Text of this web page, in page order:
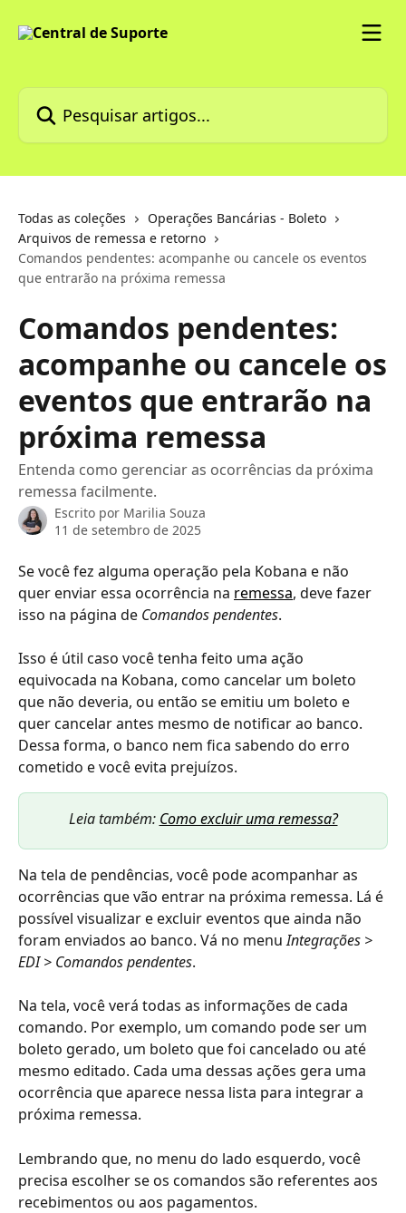
Pesquisar artigos...
Todas as coleções
Operações Bancárias - Boleto
Arquivos de remessa e retorno
Comandos pendentes: acompanhe ou cancele os eventos
que entrarão na próxima remessa
Comandos pendentes:
acompanhe ou cancele os
eventos que entrarão na
próxima remessa
Entenda como gerenciar as ocorrências da próxima
remessa facilmente.
Escrito por Marilia Souza
11 de setembro de 2025
Se você fez alguma operação pela Kobana e não
quer enviar essa ocorrência na remessa, deve fazer
isso na página de Comandos pendentes.
Isso é útil caso você tenha feito uma ação
equivocada na Kobana, como cancelar um boleto
que não deveria, ou então se emitiu um boleto e
quer cancelar antes mesmo de notificar ao banco.
Dessa forma, o banco nem fica sabendo do erro
cometido e você evita prejuízos.
Leia também: Como excluir uma remessa?
Na tela de pendências, você pode acompanhar as
ocorrências que vão entrar na próxima remessa. Lá é
possível visualizar e excluir eventos que ainda não
foram enviados ao banco. Vá no menu Integrações >
EDI > Comandos pendentes.
Na tela, você verá todas as informações de cada
comando. Por exemplo, um comando pode ser um
boleto gerado, um boleto que foi cancelado ou até
mesmo editado. Cada uma dessas ações gera uma
ocorrência que aparece nessa lista para integrar a
próxima remessa.
Lembrando que, no menu do lado esquerdo, você
precisa escolher se os comandos são referentes aos
recebimentos ou aos pagamentos.